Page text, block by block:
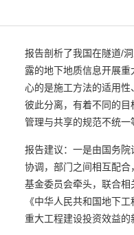
报告剖析了我国在隧道/
露的地下地质信息开展
心的是施工方法的适用
彼此分离，有着不同的
管理与共享的规范不统一
报告建议：一是由国务
协调，部门之间相互配
基金委员会牵头，联合
《中华人民共和国地下
重大工程建设投资效益的